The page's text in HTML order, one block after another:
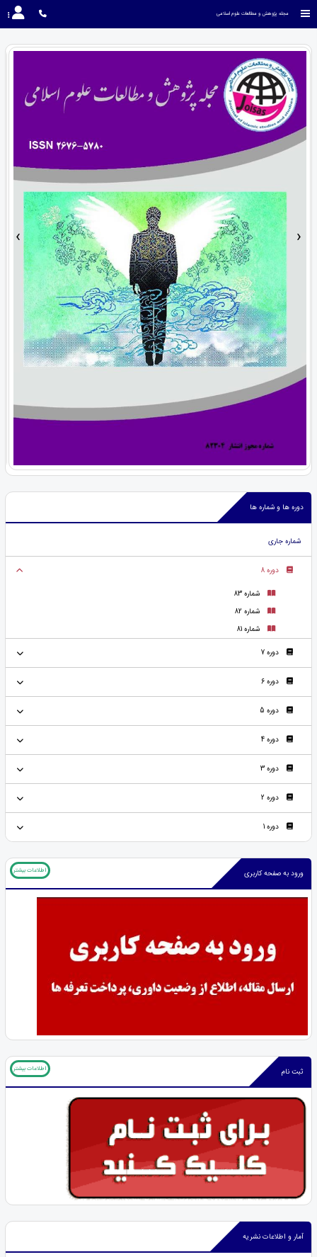
مجله پژوهش و مطالعات علوم اسلامی
› ‹
دوره ها و شماره ها
شماره جاری
دوره 8
شماره 83
شماره 82
شماره 81
دوره 7
دوره 6
دوره 5
دوره 4
دوره 3
دوره 2
دوره 1
ورود به صفحه کاربری اطلاعات بیشتر
ثبت نام اطلاعات بیشتر
آمار و اطلاعات نشریه